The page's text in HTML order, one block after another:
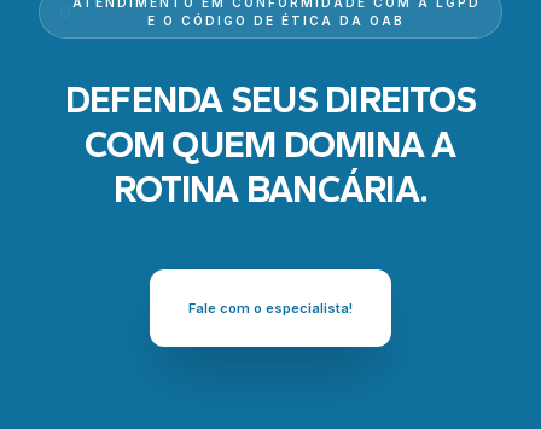
E O CÓDIGO DE ÉTICA DA OAB
DEFENDA SEUS DIREITOS
COM QUEM DOMINA A
ROTINA BANCÁRIA.
Fale com o especialista!